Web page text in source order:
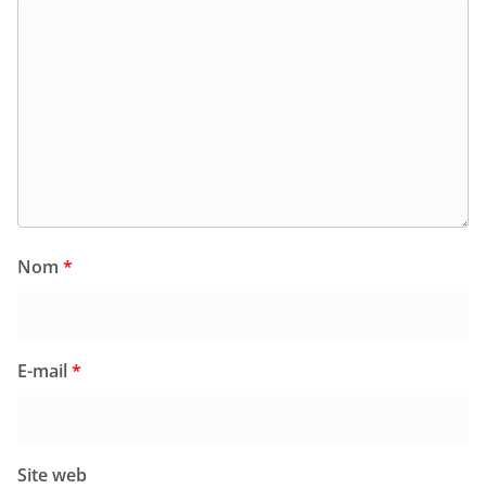
Nom *
E-mail*
Site web